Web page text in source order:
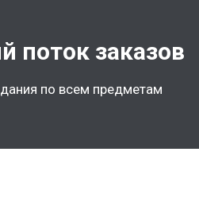
поток заказов
по всем предметам